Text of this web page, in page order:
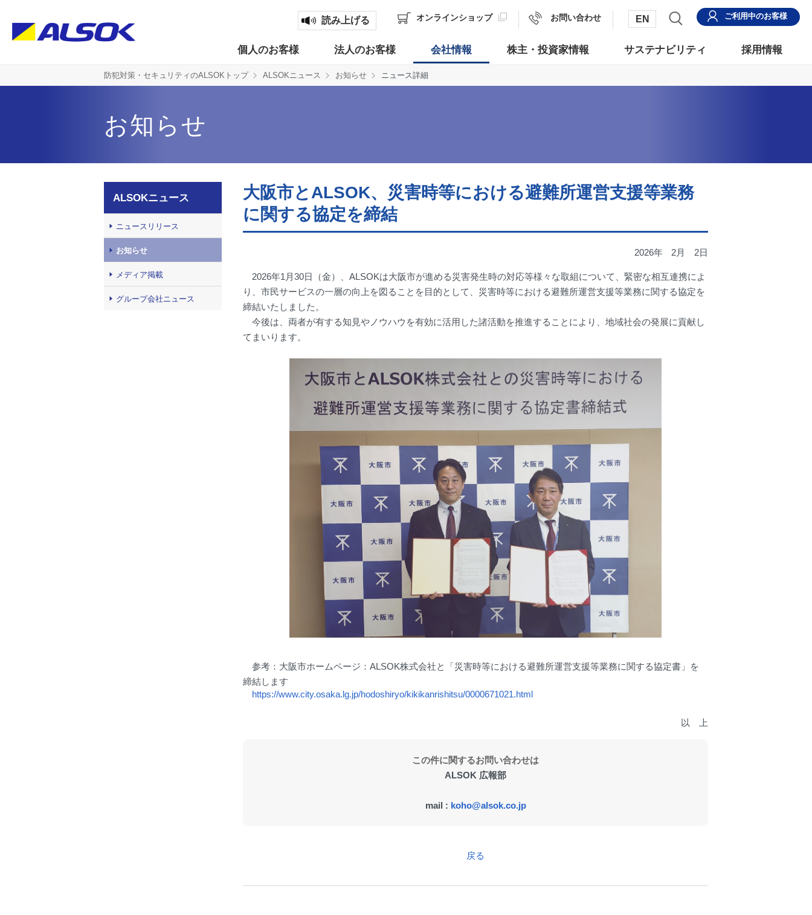
読み上げる オンラインショップ お問い合わせ EN ご利用中のお客様
個人のお客様 法人のお客様 会社情報 株主・投資家情報 サステナビリティ 採用情報
防犯対策・セキュリティのALSOKトップ ALSOKニュース お知らせ ニュース詳細
お知らせ
大阪市とALSOK、災害時等における避難所運営支援等業務
に関する協定を締結
2026年 2月 2日
2026年1月30日（金）、ALSOKは大阪市が進める災害発生時の対応等様々な取組について、緊密な相互連携によ
り、市民サービスの一層の向上を図ることを目的として、災害時等における避難所運営支援等業務に関する協定を
締結いたしました。
今後は、両者が有する知見やノウハウを有効に活用した諸活動を推進することにより、地域社会の発展に貢献し
てまいります。
参考：大阪市ホームページ：ALSOK株式会社と「災害時等における避難所運営支援等業務に関する協定書」を
締結します
https://www.city.osaka.lg.jp/hodoshiryo/kikikanrishitsu/0000671021.html
以 上
この件に関するお問い合わせは
ALSOK 広報部
mail : koho@alsok.co.jp
戻る
ALSOKニュース
ニュースリリース
お知らせ
メディア掲載
グループ会社ニュース